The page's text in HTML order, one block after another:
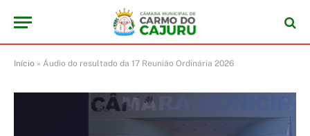
Início » Áudio do resultado da 17 Reunião Ordinária 2026